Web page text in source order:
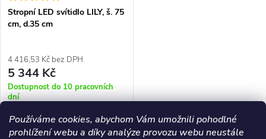
Používáme cookies, abychom Vám umožnili pohodlné
prohlížení webu a díky analýze provozu webu neustále
Stropní LED svítidlo LILY, š. 75
cm, d.35 cm
4 416,53 Kč bez DPH
5 344 Kč
Dostupnost do 10 pracovních
dní
DO KOŠÍKU